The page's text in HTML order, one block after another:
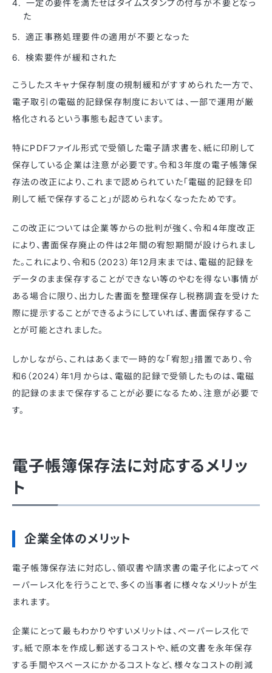
一定の要件を満たせばタイムスタンプの付与が不要となっ
た
適正事務処理要件の適用が不要となった
検索要件が緩和された
こうしたスキャナ保存制度の規制緩和がすすめられた一方で、
電子取引の電磁的記録保存制度においては、一部で運用が厳
格化されるという事態も起きています。
特にPDFファイル形式で受領した電子請求書を、紙に印刷して
保存している企業は注意が必要です。令和3年度の電子帳簿保
存法の改正により、これまで認められていた「電磁的記録を印
刷して紙で保存すること」が認められなくなったためです。
この改正については企業等からの批判が強く、令和4年度改正
により、書面保存廃止の件は2年間の宥恕期間が設けられまし
た。これにより、令和5（2023）年12月末までは、電磁的記録を
データのまま保存することができない等のやむを得ない事情が
ある場合に限り、出力した書面を整理保存し税務調査を受けた
際に提示することができるようにしていれば、書面保存するこ
とが可能とされました。
しかしながら、これはあくまで一時的な「宥恕」措置であり、令
和6（2024）年1月からは、電磁的記録で受領したものは、電磁
的記録のままで保存することが必要になるため、注意が必要で
す。
電子帳簿保存法に対応するメリッ
ト
企業全体のメリット
電子帳簿保存法に対応し、領収書や請求書の電子化によってペ
ーパーレス化を行うことで、多くの当事者に様々なメリットが生
まれます。
企業にとって最もわかりやすいメリットは、ペーパーレス化で
す。紙で原本を作成し郵送するコストや、紙の文書を永年保存
する手間やスペースにかかるコストなど、様々なコストの削減